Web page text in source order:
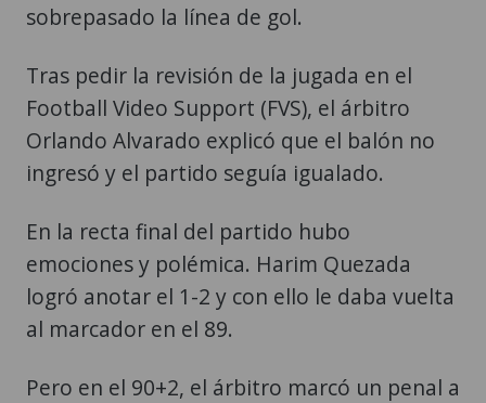
sobrepasado la línea de gol.
Tras pedir la revisión de la jugada en el
Football Video Support (FVS), el árbitro
Orlando Alvarado explicó que el balón no
ingresó y el partido seguía igualado.
En la recta final del partido hubo
emociones y polémica. Harim Quezada
logró anotar el 1-2 y con ello le daba vuelta
al marcador en el 89.
Pero en el 90+2, el árbitro marcó un penal a